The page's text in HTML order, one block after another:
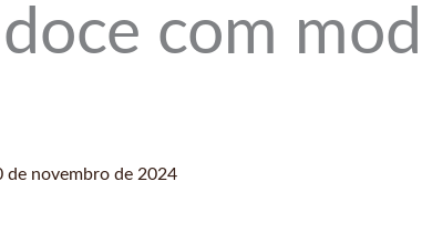
com
de novembro de 2024